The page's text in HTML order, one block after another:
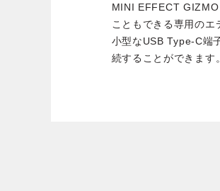
MINI EFFECT GIZMO
こともできる専用のエ
小型なUSB Type-C端
続することができます。